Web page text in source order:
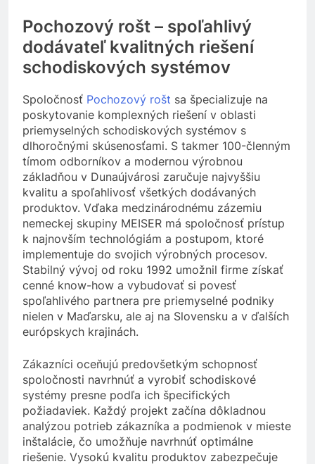
Pochozový rošt – spoľahlivý
dodávateľ kvalitných riešení
schodiskových systémov
Spoločnosť Pochozový rošt sa špecializuje na
poskytovanie komplexných riešení v oblasti
priemyselných schodiskových systémov s
dlhoročnými skúsenosťami. S takmer 100-členným
tímom odborníkov a modernou výrobnou
základňou v Dunaújvárosi zaručuje najvyššiu
kvalitu a spoľahlivosť všetkých dodávaných
produktov. Vďaka medzinárodnému zázemiu
nemeckej skupiny MEISER má spoločnosť prístup
k najnovším technológiám a postupom, ktoré
implementuje do svojich výrobných procesov.
Stabilný vývoj od roku 1992 umožnil firme získať
cenné know-how a vybudovať si povesť
spoľahlivého partnera pre priemyselné podniky
nielen v Maďarsku, ale aj na Slovensku a v ďalších
európskych krajinách.
Zákazníci oceňujú predovšetkým schopnosť
spoločnosti navrhnúť a vyrobiť schodiskové
systémy presne podľa ich špecifických
požiadaviek. Každý projekt začína dôkladnou
analýzou potrieb zákazníka a podmienok v mieste
inštalácie, čo umožňuje navrhnúť optimálne
riešenie. Vysokú kvalitu produktov zabezpečuje